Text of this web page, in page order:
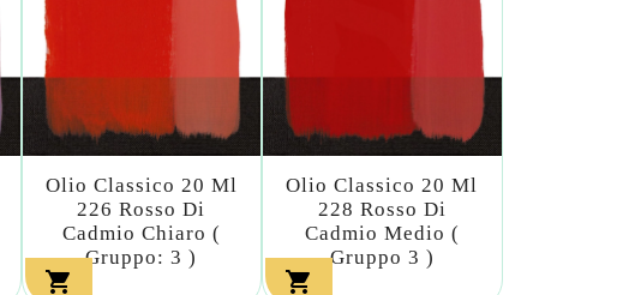
Olio Classico 20 Ml
226 Rosso Di
Cadmio Chiaro (
Gruppo: 3 )

Olio Classico 20 Ml
228 Rosso Di
Cadmio Medio (
Gruppo 3 )
